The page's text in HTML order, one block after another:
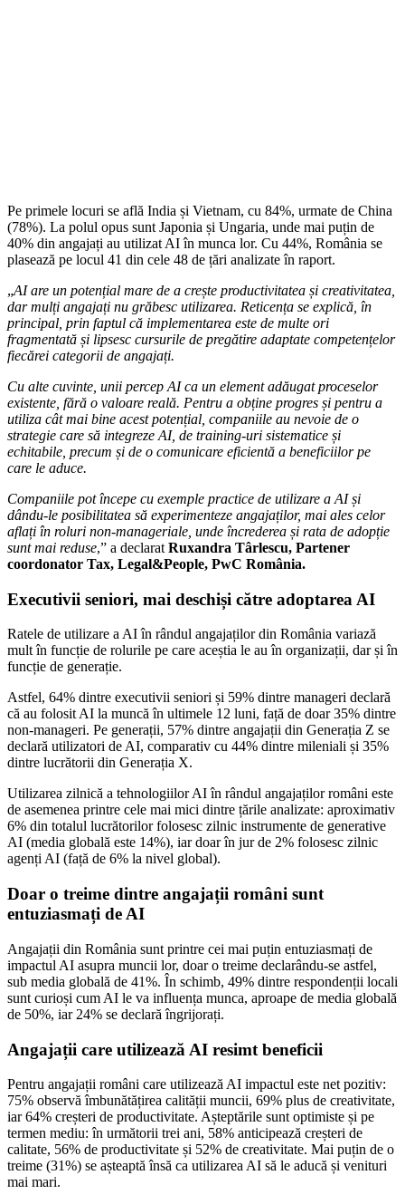
Pe primele locuri se află India și Vietnam, cu 84%, urmate de China
(78%). La polul opus sunt Japonia și Ungaria, unde mai puțin de
40% din angajați au utilizat AI în munca lor. Cu 44%, România se
plasează pe locul 41 din cele 48 de țări analizate în raport.
„AI are un potențial mare de a crește productivitatea și creativitatea,
dar mulți angajați nu grăbesc utilizarea. Reticența se explică, în
principal, prin faptul că implementarea este de multe ori
fragmentată și lipsesc cursurile de pregătire adaptate competențelor
fiecărei categorii de angajați.
Cu alte cuvinte, unii percep AI ca un element adăugat proceselor
existente, fără o valoare reală. Pentru a obține progres și pentru a
utiliza cât mai bine acest potențial, companiile au nevoie de o
strategie care să integreze AI, de training-uri sistematice și
echitabile, precum și de o comunicare eficientă a beneficiilor pe
care le aduce.
Companiile pot începe cu exemple practice de utilizare a AI și
dându-le posibilitatea să experimenteze angajaților, mai ales celor
aflați în roluri non-manageriale, unde încrederea și rata de adopție
sunt mai reduse,” a declarat Ruxandra Târlescu, Partener
coordonator Tax, Legal&People, PwC România.
Executivii seniori, mai deschiși către adoptarea AI
Ratele de utilizare a AI în rândul angajaților din România variază
mult în funcție de rolurile pe care aceștia le au în organizații, dar și în
funcție de generație.
Astfel, 64% dintre executivii seniori și 59% dintre manageri declară
că au folosit AI la muncă în ultimele 12 luni, față de doar 35% dintre
non‑manageri. Pe generații, 57% dintre angajații din Generația Z se
declară utilizatori de AI, comparativ cu 44% dintre mileniali și 35%
dintre lucrătorii din Generația X.
Utilizarea zilnică a tehnologiilor AI în rândul angajaților români este
de asemenea printre cele mai mici dintre țările analizate: aproximativ
6% din totalul lucrătorilor folosesc zilnic instrumente de generative
AI (media globală este 14%), iar doar în jur de 2% folosesc zilnic
agenți AI (față de 6% la nivel global).
Doar o treime dintre angajații români sunt
entuziasmați de AI
Angajații din România sunt printre cei mai puțin entuziasmați de
impactul AI asupra muncii lor, doar o treime declarându-se astfel,
sub media globală de 41%. În schimb, 49% dintre respondenții locali
sunt curioși cum AI le va influența munca, aproape de media globală
de 50%, iar 24% se declară îngrijorați.
Angajații care utilizează AI resimt beneficii
Pentru angajații români care utilizează AI impactul este net pozitiv:
75% observă îmbunătățirea calității muncii, 69% plus de creativitate,
iar 64% creșteri de productivitate. Așteptările sunt optimiste și pe
termen mediu: în următorii trei ani, 58% anticipează creșteri de
calitate, 56% de productivitate și 52% de creativitate. Mai puțin de o
treime (31%) se așteaptă însă ca utilizarea AI să le aducă și venituri
mai mari.